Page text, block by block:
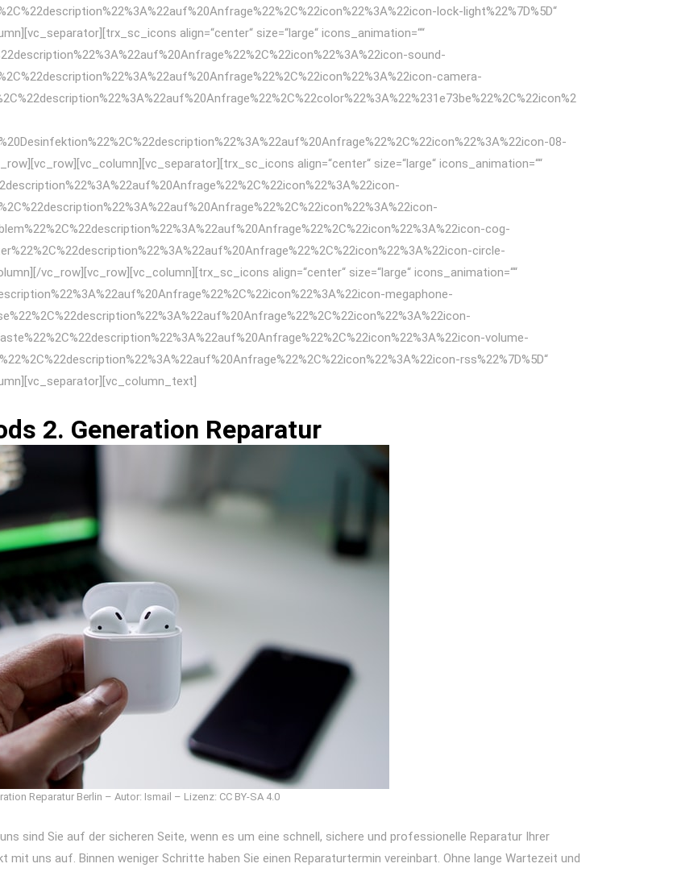
lock-light%22%7D%5D“
align=“center“ size=“large“ icons_animation=““
sound-
camera-
08-
align=“center“ size=“large“ icons_animation=““
cog-
circle-
vc_row][vc_row][vc_column][trx_sc_icons align=“center“ size=“large“ icons_animation=““
megaphone-
volume-
rss%22%7D%5D“
2. Generation Reparatur
Reparatur Berlin – Autor: Ismail – Lizenz: CC BY-SA 4.0
sind Sie auf der sicheren Seite, wenn es um eine schnell, sichere und professionelle Reparatur Ihrer
mit uns auf. Binnen weniger Schritte haben Sie einen Reparaturtermin vereinbart. Ohne lange Wartezeit und